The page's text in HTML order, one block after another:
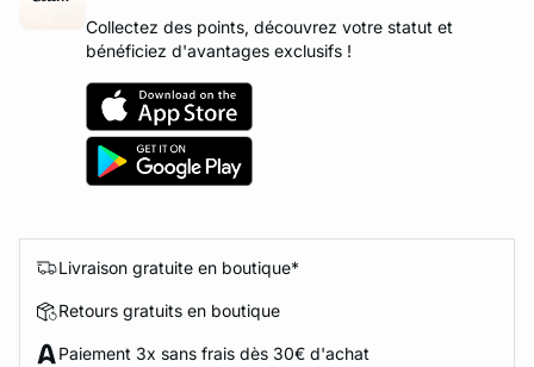
Collectez des points, découvrez votre statut et
bénéficiez d'avantages exclusifs !
Livraison gratuite en boutique*
Retours gratuits en boutique
Paiement 3x sans frais dès 30€ d'achat